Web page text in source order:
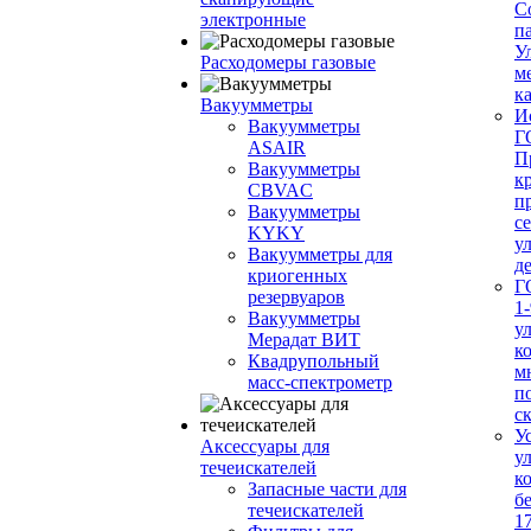
электронные
Расходомеры газовые
Вакуумметры
Вакуумметры
ASAIR
Вакуумметры
CBVAC
Вакуумметры
KYKY
Вакуумметры для
криогенных
резервуаров
Вакуумметры
Мерадат ВИТ
Квадрупольный
масс-спектрометр
Аксессуары для
течеискателей
Запасные части для
течеискателей